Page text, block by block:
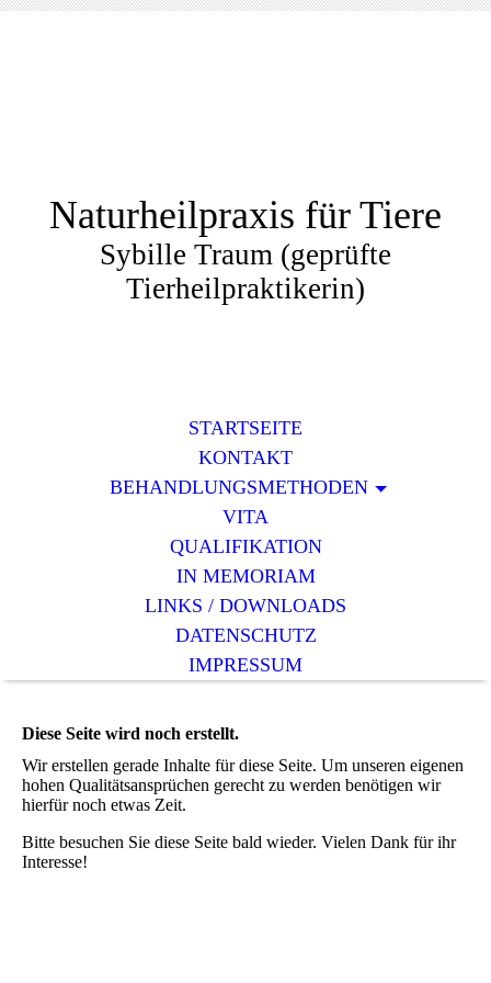
Naturheilpraxis für Tiere
Sybille Traum (geprüfte
Tierheilpraktikerin)
STARTSEITE
KONTAKT
BEHANDLUNGSMETHODEN
VITA
QUALIFIKATION
IN MEMORIAM
LINKS / DOWNLOADS
DATENSCHUTZ
IMPRESSUM
Diese Seite wird noch erstellt.
Wir erstellen gerade Inhalte für diese Seite. Um unseren eigenen
hohen Qualitätsansprüchen gerecht zu werden benötigen wir
hierfür noch etwas Zeit.
Bitte besuchen Sie diese Seite bald wieder. Vielen Dank für ihr
Interesse!